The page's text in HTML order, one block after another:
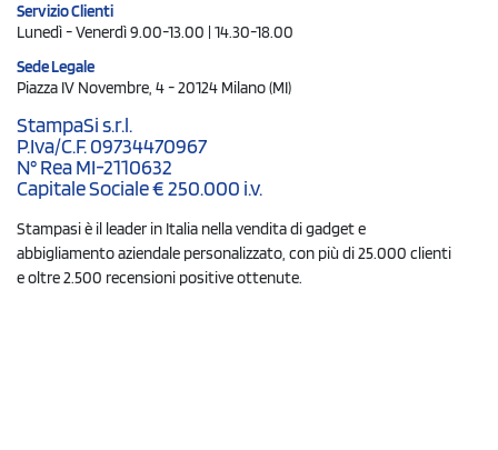
Servizio Clienti
Lunedì - Venerdì 9.00-13.00 | 14.30-18.00
Sede Legale
Piazza IV Novembre, 4 - 20124 Milano (MI)
StampaSi s.r.l.
P.Iva/C.F. 09734470967
N° Rea MI-2110632
Capitale Sociale € 250.000 i.v.
Stampasi è il leader in Italia nella vendita di gadget e
abbigliamento aziendale personalizzato, con più di 25.000 clienti
e oltre 2.500 recensioni positive ottenute.